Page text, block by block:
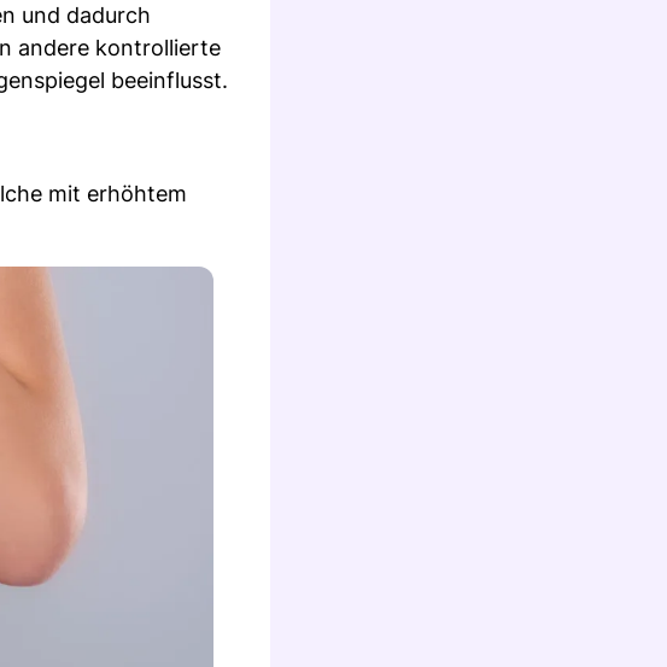
und dadurch
andere kontrollierte
beeinflusst.
mit erhöhtem